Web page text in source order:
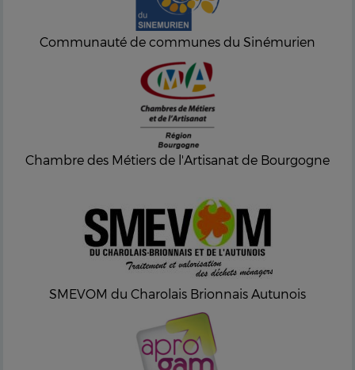
Communauté de communes du Sinémurien
Chambre des Métiers de l'Artisanat de Bourgogne
SMEVOM du Charolais Brionnais Autunois